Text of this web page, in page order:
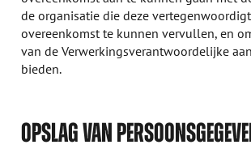
de organisatie die deze
overeenkomst te kunnen vervullen, en
van de Verwerkingsverantwoordelijke
bieden.
OPSLAG VAN